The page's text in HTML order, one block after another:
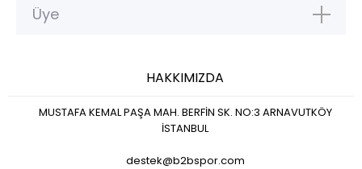
Üye
HAKKIMIZDA
MUSTAFA KEMAL PAŞA MAH. BERFİN SK. NO:3 ARNAVUTKÖY
İSTANBUL
destek@b2bspor.com